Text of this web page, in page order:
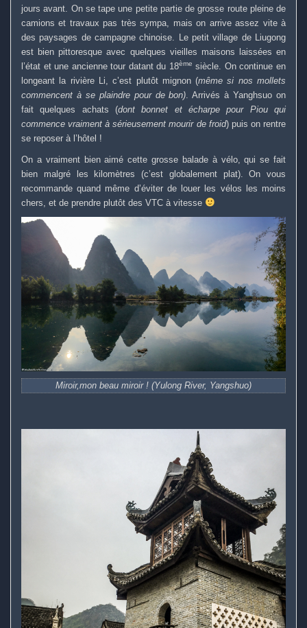
jours avant. On se tape une petite partie de grosse route pleine de
camions et travaux pas très sympa, mais on arrive assez vite à
des paysages de campagne chinoise. Le petit village de Liugong
est bien pittoresque avec quelques vieilles maisons laissées en
l’état et une ancienne tour datant du 18ème siècle. On continue en
longeant la rivière Li, c’est plutôt mignon (même si nos mollets
commencent à se plaindre pour de bon) . Arrivés à Yanghsuo on
fait quelques achats (dont bonnet et écharpe pour Piou qui
commence vraiment à sérieusement mourir de froid) puis on rentre
se reposer à l’hôtel !
On a vraiment bien aimé cette grosse balade à vélo, qui se fait
bien malgré les kilomètres (c’est globalement plat). On vous
recommande quand même d’éviter de louer les vélos les moins
chers, et de prendre plutôt des VTC à vitesse
Miroir,mon beau miroir ! (Yulong River, Yangshuo)